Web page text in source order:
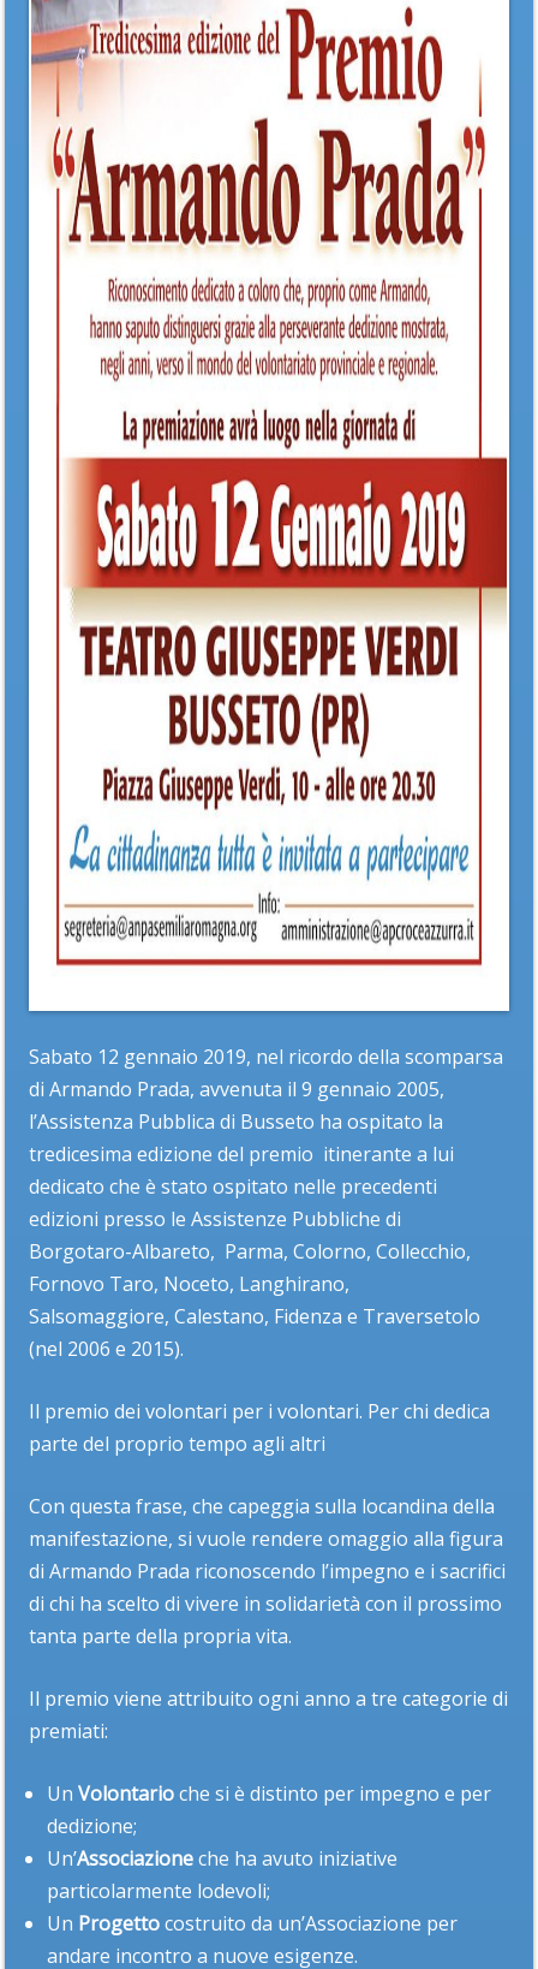
Sabato 12 gennaio 2019, nel ricordo della scomparsa
di Armando Prada, avvenuta il 9 gennaio 2005,
l’Assistenza Pubblica di Busseto ha ospitato la
tredicesima edizione del premio itinerante a lui
dedicato che è stato ospitato nelle precedenti
edizioni presso le Assistenze Pubbliche di
Borgotaro-Albareto, Parma, Colorno, Collecchio,
Fornovo Taro, Noceto, Langhirano,
Salsomaggiore, Calestano, Fidenza e Traversetolo
(nel 2006 e 2015).
Il premio dei volontari per i volontari. Per chi dedica
parte del proprio tempo agli altri
Con questa frase, che capeggia sulla locandina della
manifestazione, si vuole rendere omaggio alla figura
di Armando Prada riconoscendo l’impegno e i sacrifici
di chi ha scelto di vivere in solidarietà con il prossimo
tanta parte della propria vita.
Il premio viene attribuito ogni anno a tre categorie di
premiati:
UnVolontarioche si è distinto per impegno e per
dedizione;
Un’Associazioneche ha avuto iniziative
particolarmente lodevoli;
Un Progettocostruito da un’Associazione per
andare incontro a nuove esigenze.